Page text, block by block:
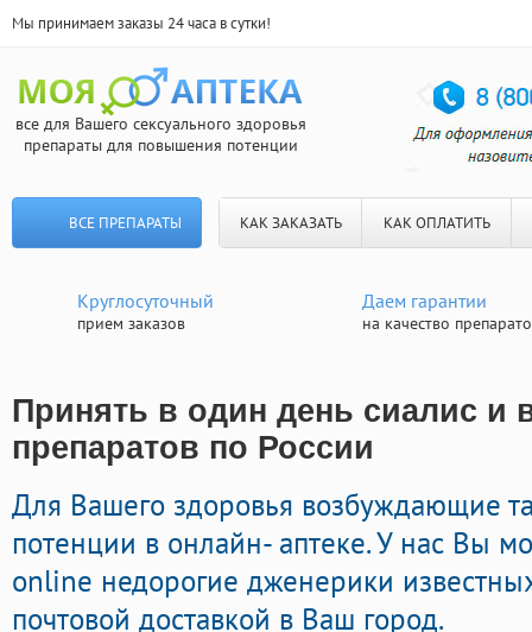
Мы принимаем заказы 24 часа в сутки!
все для Вашего сексуального здоровья
препараты для повышения потенции
ВСЕ ПРЕПАРАТЫ КАК ЗАКАЗАТЬ КАК ОПЛАТИТЬ
Круглосуточный
прием заказов
Даем гарантии
на качество
Принять в один день сиалис и
препаратов по России
Для Вашего здоровья возбуждающие
потенции в онлайн- аптеке. У нас Вы
online недорогие дженерики
почтовой доставкой в Ваш город.